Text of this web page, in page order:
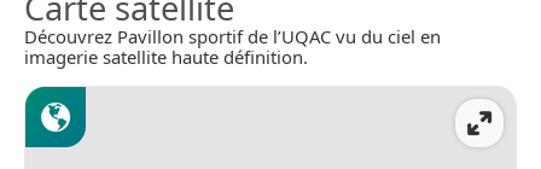
Découvrez Pavillon sportif de l’UQAC vu du ciel en
imagerie satellite haute définition.